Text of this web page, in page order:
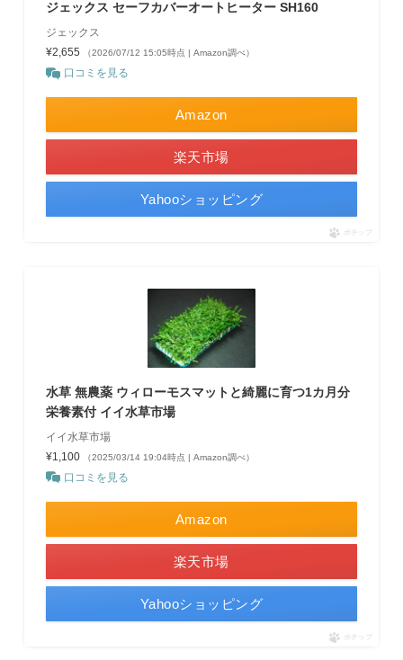
ジェックス セーフカバーオートヒーター SH160
ジェックス
¥2,655
（2026/07/12 15:05時点 | Amazon調べ）
口コミを見る
Amazon
楽天市場
Yahooショッピング
ポチップ
水草 無農薬 ウィローモスマットと綺麗に育つ1カ月分
栄養素付 イイ水草市場
イイ水草市場
¥1,100
（2025/03/14 19:04時点 | Amazon調べ）
口コミを見る
Amazon
楽天市場
Yahooショッピング
ポチップ